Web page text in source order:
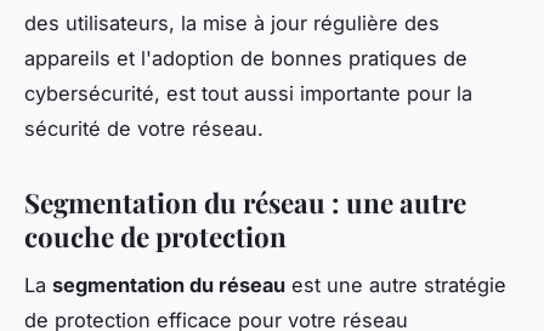
des utilisateurs, la mise à jour régulière des
appareils et l'adoption de bonnes pratiques de
cybersécurité, est tout aussi importante pour la
sécurité de votre réseau.
Segmentation du réseau : une autre
couche de protection
La segmentation du réseau est une autre stratégie
de protection efficace pour votre réseau